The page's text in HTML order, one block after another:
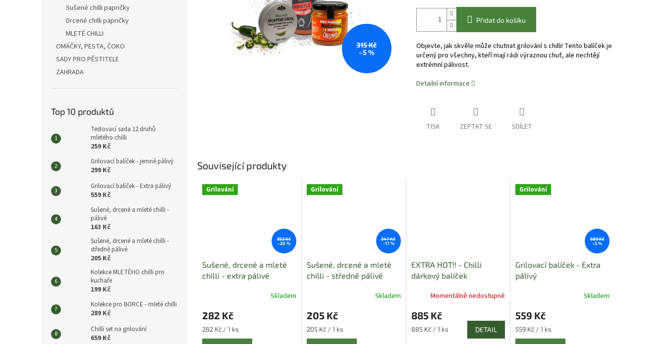
Sušené chilli papričky
Drcené chilli papričky
MLETÉ CHILLI
OMÁČKY, PESTA, ČOKO
SADY PRO PĚSTITELE
ZAHRADA
Top 10 produktů
Testovací sada 12 druhů
mletého chilli
259 Kč
Grilovací balíček - jemně pálivý
299 Kč
Grilovací balíček - Extra pálivý
559 Kč
Sušené, drcené a mleté chilli -
pálivé
163 Kč
Sušené, drcené a mleté chilli -
středně pálivé
205 Kč
Kolekce MLETÉHO chilli pro
kuchaře
199 Kč
Kolekce pro BORCE - mleté chilli
289 Kč
Chilli set na grilování
659 Kč
315 Kč
–5 %
Přidat do košíku
Objevte, jak skvěle může chutnat grilování s chilli! Tento balíček je
určený pro všechny, kteří mají rádi výraznou chuť, ale nechtějí
extrémní pálivost.
Detailní informace
TISK ZEPTAT SE SDÍLET
Související produkty
Grilování
353 Kč
–20 %
Sušené, drcené a mleté
chilli - extra pálivé
Skladem
282 Kč
Měrná
cena:
282 Kč / 1 ks
Grilování
247 Kč
–17 %
Sušené, drcené a mleté
chilli - středně pálivé
Skladem
205 Kč
Měrná
cena:
205 Kč / 1 ks
EXTRA HOT!! - Chilli
dárkový balíček
Momentálně nedostupné
885 Kč
Měrná
885 Kč / 1 ks DETAIL
Grilování
589 Kč
–5 %
Grilovací balíček - Extra
pálivý
Skladem
559 Kč
Měrná
cena:
559 Kč / 1 ks